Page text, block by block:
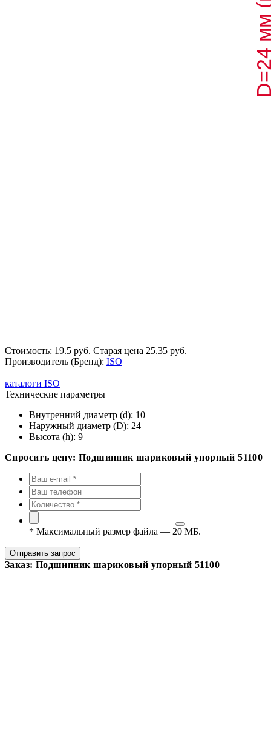
Стоимость: 19.5 руб. Старая цена 25.35 руб.
Производитель (Бренд): ISO
каталоги ISO
Технические параметры
Внутренний диаметр (d): 10
Наружный диаметр (D): 24
Высота (h): 9
Спросить цену: Подшипник шариковый упорный 51100
* Максимальный размер файла — 20 МБ.
Отправить запрос
Заказ: Подшипник шариковый упорный 51100